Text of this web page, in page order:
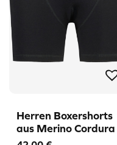
Herren Boxershorts
aus Merino Cordura